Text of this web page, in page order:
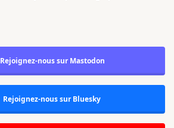
Rejoignez-nous sur Mastodon
Rejoignez-nous sur Bluesky